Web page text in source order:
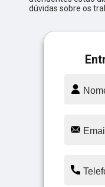
dúvidas sobre os